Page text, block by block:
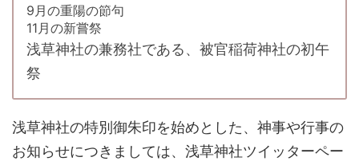
9月の重陽の節句
11月の新嘗祭
浅草神社の兼務社である、被官稲荷神社の初午
祭
浅草神社の特別御朱印を始めとした、神事や行事の
お知らせにつきましては、浅草神社ツイッターペー